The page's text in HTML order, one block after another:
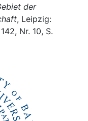
der
, Leipzig:
Nr. 10, S.